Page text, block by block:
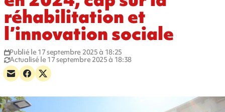
réhabilitation et
l’innovation sociale
Publié le 17 septembre 2025 à 18:25
Actualisé le 17 septembre 2025 à 18:38